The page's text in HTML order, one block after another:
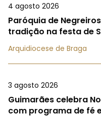
4 agosto 2026
Paróquia de
tradição na festa de
Arquidiocese de Braga
3 agosto 2026
Guimarães celebra
com programa de fé